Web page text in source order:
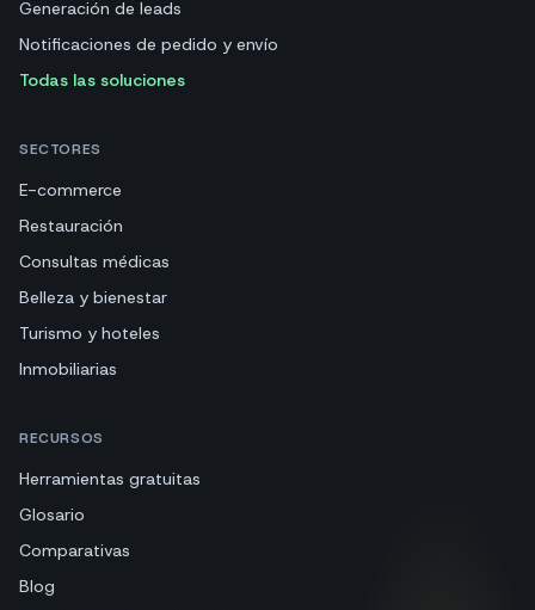
Generación de leads
Notificaciones de pedido y envío
Todas las soluciones
SECTORES
E-commerce
Restauración
Consultas médicas
Belleza y bienestar
Turismo y hoteles
Inmobiliarias
RECURSOS
Herramientas gratuitas
Glosario
Comparativas
Blog